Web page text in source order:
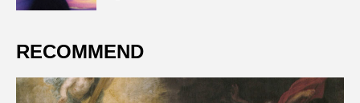
RECOMMEND